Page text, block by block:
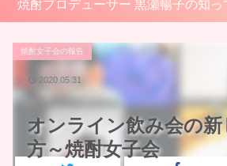
焼酎プロデューサー 黒瀬暢子の知
オンライン飲み会の
方～焼酎女子会
焼酎女子会の報告
2020.05.31